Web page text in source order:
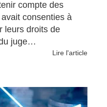
compte des
consenties à
leurs droits de
juge…
Lire l'article